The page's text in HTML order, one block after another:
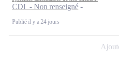
CDI - Non renseigné
Publié il y a 24 jours